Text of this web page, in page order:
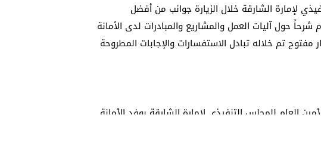
لإمارة الشارقة خلال الزيارة جوانب من أفضل
حول آليات العمل والمشاريع والمبادرات لدى الأمانة
مفتوح تم خلاله تبادل الاستفسارات والإجابات المطروحة
العام للمجلس التنفيذي لإمارة الشارقة بوفد الأمانة